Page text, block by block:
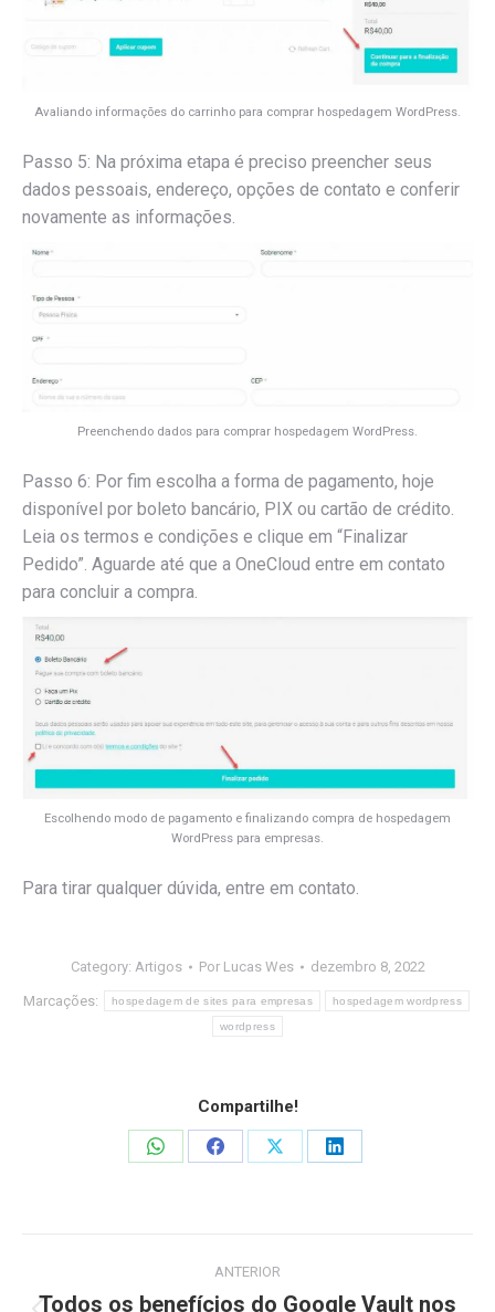
Avaliando informações do carrinho para comprar hospedagem WordPress.
Passo 5: Na próxima etapa é preciso preencher seus
dados pessoais, endereço, opções de contato e conferir
novamente as informações.
Preenchendo dados para comprar hospedagem WordPress.
Passo 6: Por fim escolha a forma de pagamento, hoje
disponível por boleto bancário, PIX ou cartão de crédito.
Leia os termos e condições e clique em “Finalizar
Pedido”. Aguarde até que a OneCloud entre em contato
para concluir a compra.
Escolhendo modo de pagamento e finalizando compra de hospedagem
WordPress para empresas.
Para tirar qualquer dúvida, entre em contato.
Category: Artigos Por Lucas Wes dezembro 8, 2022
Marcações: hospedagem de sites para empresas hospedagem wordpress
wordpress
Compartilhe!
Share
Share
Share
Share
ANTERIOR
Todos os benefícios do Google Vault nos